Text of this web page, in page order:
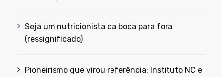
Seja um nutricionista da boca para fora
(ressignificado)
Pioneirismo que virou referência: Instituto NC e